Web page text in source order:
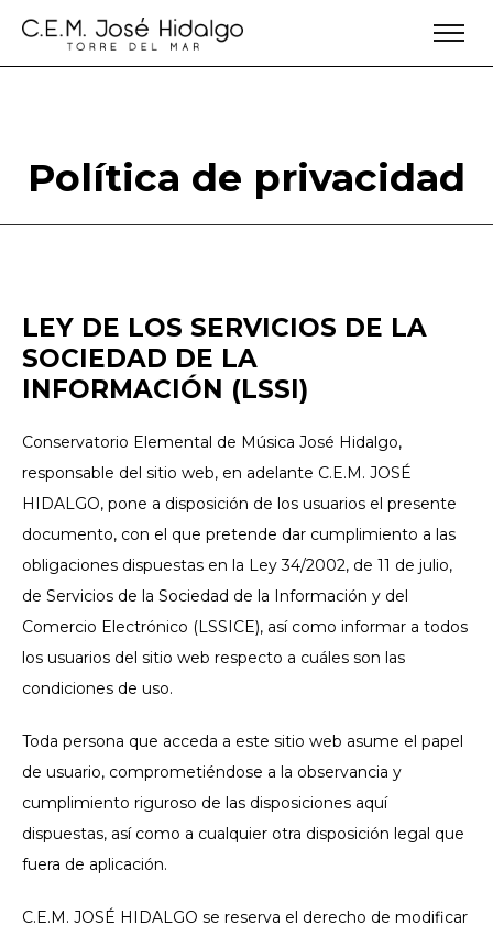
Política de privacidad
LEY DE LOS SERVICIOS DE LA
SOCIEDAD DE LA
INFORMACIÓN (LSSI)
Conservatorio Elemental de Música José Hidalgo,
responsable del sitio web, en adelante C.E.M. JOSÉ
HIDALGO, pone a disposición de los usuarios el presente
documento, con el que pretende dar cumplimiento a las
obligaciones dispuestas en la Ley 34/2002, de 11 de julio,
de Servicios de la Sociedad de la Información y del
Comercio Electrónico (LSSICE), así como informar a todos
los usuarios del sitio web respecto a cuáles son las
condiciones de uso.
Toda persona que acceda a este sitio web asume el papel
de usuario, comprometiéndose a la observancia y
cumplimiento riguroso de las disposiciones aquí
dispuestas, así como a cualquier otra disposición legal que
fuera de aplicación.
C.E.M. JOSÉ HIDALGO se reserva el derecho de modificar